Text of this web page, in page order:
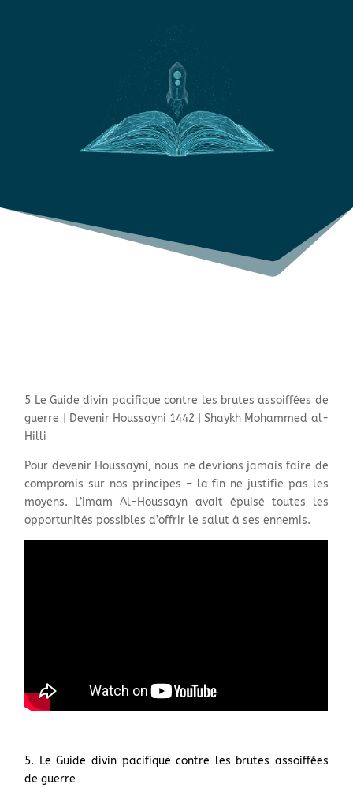
5 Le Guide divin pacifique contre les brutes assoiffées de
guerre | Devenir Houssayni 1442 | Shaykh Mohammed al-
Hilli
Pour devenir Houssayni, nous ne devrions jamais faire de
compromis sur nos principes – la fin ne justifie pas les
moyens. L’Imam Al-Houssayn avait épuisé toutes les
opportunités possibles d’offrir le salut à ses ennemis.
5. Le Guide divin pacifique contre les brutes assoiffées
de guerre